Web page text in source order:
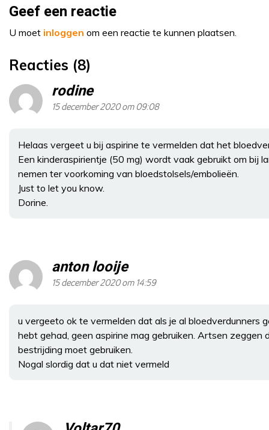
Geef een reactie
U moet inloggen om een reactie te kunnen plaatsen.
Reacties (8)
rodine
15 december 2020 om 09:08
Helaas vergeet u bij aspirine te vermelden dat het
Een kinderaspirientje (50 mg) wordt vaak gebruikt om bij
nemen ter voorkoming van bloedstolsels/embolieën.
Just to let you know.
Dorine.
anton looije
15 december 2020 om 14:59
u vergeeto ok te vermelden dat als je al bloedverdunners
hebt gehad, geen aspirine mag gebruiken. Artsen zeggen
bestrijding moet gebruiken.
Nogal slordig dat u dat niet vermeld